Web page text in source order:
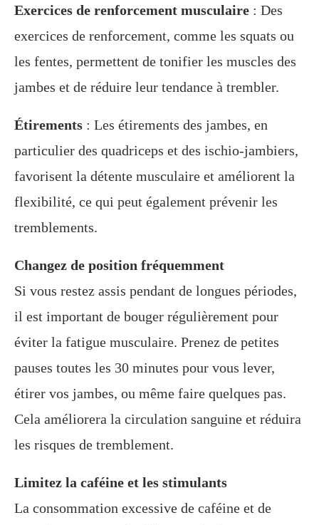
Exercices de renforcement musculaire : Des
exercices de renforcement, comme les squats ou
les fentes, permettent de tonifier les muscles des
jambes et de réduire leur tendance à trembler.
Étirements : Les étirements des jambes, en
particulier des quadriceps et des ischio-jambiers,
favorisent la détente musculaire et améliorent la
flexibilité, ce qui peut également prévenir les
tremblements.
Changez de position fréquemment
Si vous restez assis pendant de longues périodes,
il est important de bouger régulièrement pour
éviter la fatigue musculaire. Prenez de petites
pauses toutes les 30 minutes pour vous lever,
étirer vos jambes, ou même faire quelques pas.
Cela améliorera la circulation sanguine et réduira
les risques de tremblement.
Limitez la caféine et les stimulants
La consommation excessive de caféine et de